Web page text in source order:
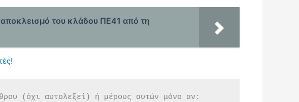
του κλάδου ΠΕ41 από τη
(όχι αυτολεξεί) ή μέρους αυτών μόνο αν: